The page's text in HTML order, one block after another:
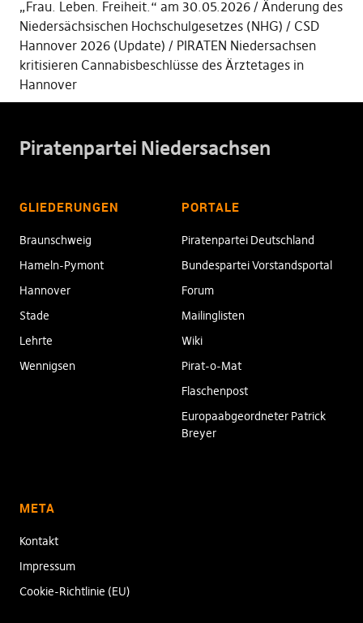
„Frau. Leben. Freiheit.“ am 30.05.2026
Änderung des
Niedersächsischen Hochschulgesetzes (NHG)
CSD
Hannover 2026 (Update)
PIRATEN Niedersachsen
kritisieren Cannabisbeschlüsse des Ärztetages in
Hannover
Piratenpartei Niedersachsen
GLIEDERUNGEN
Braunschweig
Hameln-Pymont
Hannover
Stade
Lehrte
Wennigsen
PORTALE
Piratenpartei Deutschland
Bundespartei Vorstandsportal
Forum
Mailinglisten
Wiki
Pirat-o-Mat
Flaschenpost
Europaabgeordneter Patrick
Breyer
META
Kontakt
Impressum
Cookie-Richtlinie (EU)